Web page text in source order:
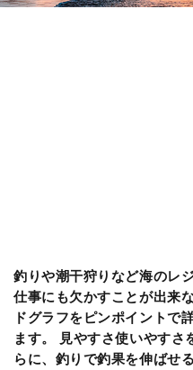
釣りや潮干狩りなど海のレ
仕事にも欠かすことが出来
ドグラフをピンポイントで
ます。 見やすさ使いやすさ
らに、釣りで釣果を伸ばせ